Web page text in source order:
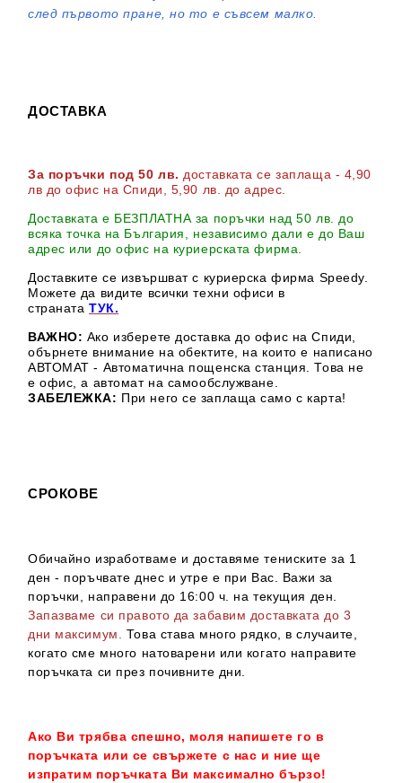
след първото пране, но то е съвсем малко.
ДОСТАВКА
За поръчки под 50 лв. доставката се заплаща - 4,90
лв до офис на Спиди
, 5,90 лв. до адрес
Доставката е БЕЗПЛАТНА за поръчки над 50 лв. до
всяка точка на България, независимо дали е до Ваш
адрес или до офис на куриерската фирма.
Доставките се извършват с куриерска фирма Speedy.
Можете да видите всички техни офиси в
страната ТУК.
ВАЖНО: Ако изберете доставка до офис на Спиди,
обърнете внимание на обектите, на които е написано
АВТОМАТ - Автоматична пощенска станция. Това не
е офис, а автомат на самообслужване.
ЗАБЕЛЕЖКА: При него се заплаща само с карта!
СРОКОВЕ
Обичайно изработваме и доставяме тениските за 1
ден - поръчвате днес и утре е при Вас. Важи за
поръчки, направени до 16:00 ч. на текущия ден.
Запазваме си правото да забавим доставката до 3
дни максимум.
Това става много рядко, в случаите,
когато сме много натоварени или когато направите
поръчката си през почивните дни.
Ако Ви трябва спешно, моля напишете го в
поръчката или се свържете с нас и ние ще
изпратим поръчката Ви максимално бързо!